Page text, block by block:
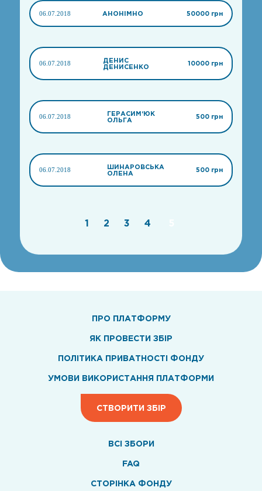
06.07.2018 АНОНІМНО 50000 грн
06.07.2018
ДЕНИС
ДЕНИСЕНКО
10000 грн
06.07.2018
ГЕРАСИМ‘ЮК
ОЛЬГА
500 грн
06.07.2018
ШИНАРОВСЬКА
ОЛЕНА
500 грн
1 2 3 4
ПРО ПЛАТФОРМУ
ЯК ПРОВЕСТИ ЗБІР
ПОЛІТИКА ПРИВАТНОСТІ ФОНДУ
УМОВИ ВИКОРИСТАННЯ ПЛАТФОРМИ
СТВОРИТИ ЗБІР
ВСI ЗБОРИ
FAQ
СТОРІНКА ФОНДУ